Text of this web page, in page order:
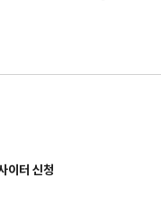
이터 신청